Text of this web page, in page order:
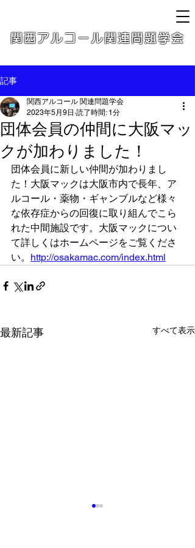
関西アルコール関連問題学会
記事
団体会員の仲間に大阪マッ
クが加わりました！
関西アルコール 関連問題学会
2023年5月9日 読了時間: 1分
団体会員に新しい仲間が加わりまし
た！大阪マックは大阪市内で長年、ア
ルコール・薬物・ギャンブルなど様々
な依存症からの回復に取り組んでこら
れた中間施設です。大阪マックについ
て詳しくはホームページをご覧くださ
い。 http://osakamac.com/index.html
最新記事 すべて表示